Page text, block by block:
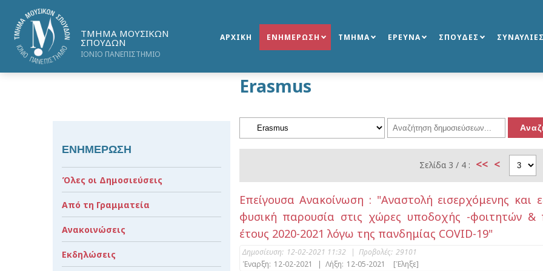
ΤΜΗΜΑ ΜΟΥΣΙΚΩΝ
ΣΠΟΥΔΩΝ
ΙΟΝΙΟ ΠΑΝΕΠΙΣΤΗΜΙΟ
ΑΡΧΙΚΗ ΕΝΗΜΕΡΩΣΗ ΤΜΗΜΑ ΕΡΕΥΝΑ ΣΠΟΥΔΕΣ ΣΥΝΑΥΛΙΕΣ
Erasmus
Σελίδα 3 / 4 : << <
Επείγουσα Ανακοίνωση : "Αναστολή εισερχόμενης και
φυσική παρουσία στις χώρες υποδοχής -φοιτητών
έτους 2020-2021 λόγω της πανδημίας COVID-19"
Δημοσίευση: 12-02-2021 11:32 | Προβολές: 29101
Έναρξη: 12-02-2021 | Λήξη: 12-05-2021 [Έληξε]
ΕΝΗΜΕΡΩΣΗ
Όλες οι Δημοσιεύσεις
Από τη Γραμματεία
Ανακοινώσεις
Εκδηλώσεις